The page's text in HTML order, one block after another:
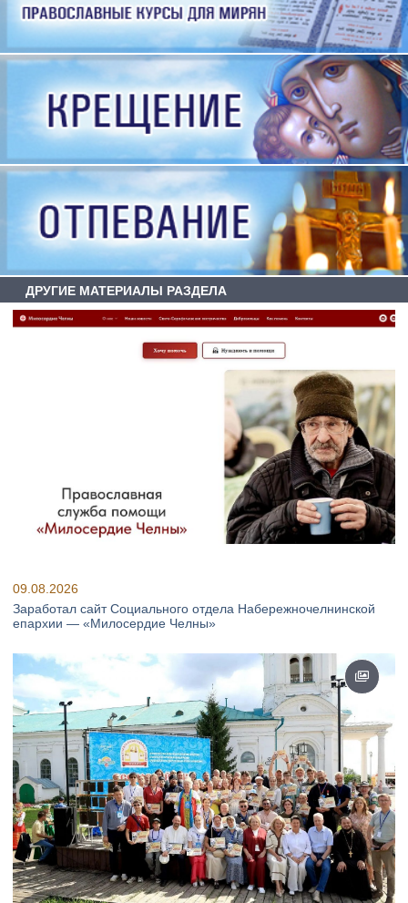
ДРУГИЕ МАТЕРИАЛЫ РАЗДЕЛА
09.08.2026
Заработал сайт Социального отдела Набережночелнинской
епархии — «Милосердие Челны»